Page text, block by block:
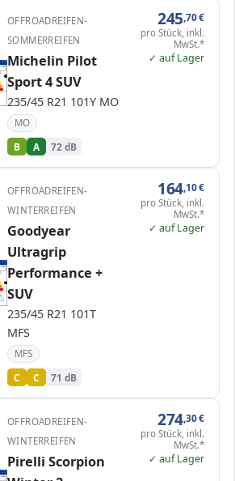
409178
184505
C1
A
OFFROADREIFEN-
SOMMERREIFEN
Michelin Pilot
Sport 4 SUV
235/45 R21 101Y MO
MO
B A 72 dB
245,70€
pro Stück, inkl.
MwSt.*
✓ auf Lager
586103
C1
C
OFFROADREIFEN-
WINTERREIFEN
Goodyear
Ultragrip
Performance +
SUV
235/45 R21 101T
MFS
MFS
C C 71 dB
164 ,10€
pro Stück, inkl.
MwSt.*
✓ auf Lager
4138800
C1
OFFROADREIFEN-
WINTERREIFEN
Pirelli Scorpion
274,30€
pro Stück, inkl.
MwSt.*
✓ auf Lager